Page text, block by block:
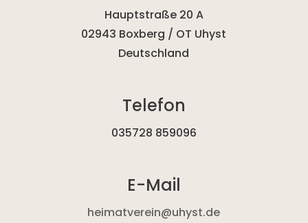
Hauptstraße 20 A
02943 Boxberg / OT Uhyst
Deutschland
Telefon
035728 859096
E-Mail
heimatverein@uhyst.de